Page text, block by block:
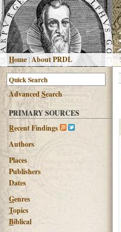
Home |About PRDL
AdvancedSearch
PRIMARY SOURCES
Recent Findings
Authors
Places
Publishers
Dates
Genres
Topics
Biblical